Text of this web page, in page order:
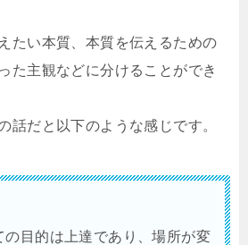
たい本質、本質を伝えるための
た主観などに分けることができ
話だと以下のような感じです。
の目的は上達であり、場所が変